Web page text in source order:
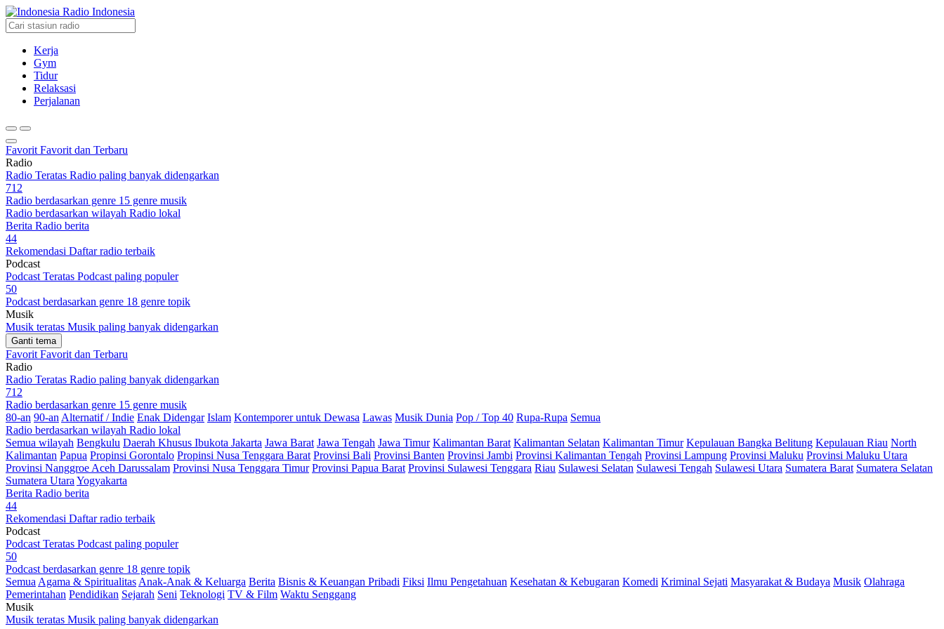
Radio Indonesia
Kerja
Gym
Tidur
Relaksasi
Perjalanan
Favorit Favorit dan Terbaru
Radio
Radio Teratas Radio paling banyak didengarkan
712
Radio berdasarkan genre 15 genre musik
Radio berdasarkan wilayah Radio lokal
Berita Radio berita
44
Rekomendasi Daftar radio terbaik
Podcast
Podcast Teratas Podcast paling populer
50
Podcast berdasarkan genre 18 genre topik
Musik
Musik teratas Musik paling banyak didengarkan
Ganti tema
Favorit Favorit dan Terbaru
Radio
Radio Teratas Radio paling banyak didengarkan
712
Radio berdasarkan genre 15 genre musik
80-an 90-an Alternatif / Indie Enak Didengar Islam Kontemporer untuk Dewasa Lawas Musik Dunia Pop / Top 40 Rupa-Rupa Semua
Radio berdasarkan wilayah Radio lokal
Semua wilayah Bengkulu Daerah Khusus Ibukota Jakarta Jawa Barat Jawa Tengah Jawa Timur Kalimantan Barat Kalimantan Selatan Kalimantan Timur Kepulauan Bangka Belitung Kepulauan Riau North
Kalimantan Papua Propinsi Gorontalo Propinsi Nusa Tenggara Barat Provinsi Bali Provinsi Banten Provinsi Jambi Provinsi Kalimantan Tengah Provinsi Lampung Provinsi Maluku Provinsi Maluku Utara
Provinsi Nanggroe Aceh Darussalam Provinsi Nusa Tenggara Timur Provinsi Papua Barat Provinsi Sulawesi Tenggara Riau Sulawesi Selatan Sulawesi Tengah Sulawesi Utara Sumatera Barat Sumatera Selatan
Sumatera Utara Yogyakarta
Berita Radio berita
44
Rekomendasi Daftar radio terbaik
Podcast
Podcast Teratas Podcast paling populer
50
Podcast berdasarkan genre 18 genre topik
Semua Agama & Spiritualitas Anak-Anak & Keluarga Berita Bisnis & Keuangan Pribadi Fiksi Ilmu Pengetahuan Kesehatan & Kebugaran Komedi Kriminal Sejati Masyarakat & Budaya Musik Olahraga
Pemerintahan Pendidikan Sejarah Seni Teknologi TV & Film Waktu Senggang
Musik
Musik teratas Musik paling banyak didengarkan